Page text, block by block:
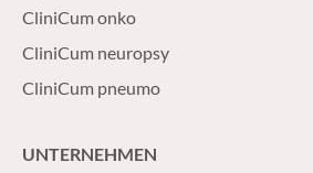
CliniCum onko
CliniCum neuropsy
CliniCum pneumo
UNTERNEHMEN